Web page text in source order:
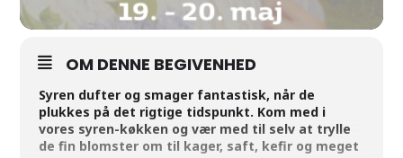
OM DENNE BEGIVENHED
Syren dufter og smager fantastisk, når de
plukkes på det rigtige tidspunkt. Kom med i
vores syren-køkken og vær med til selv at trylle
de fin blomster om til kager, saft, kefir og meget